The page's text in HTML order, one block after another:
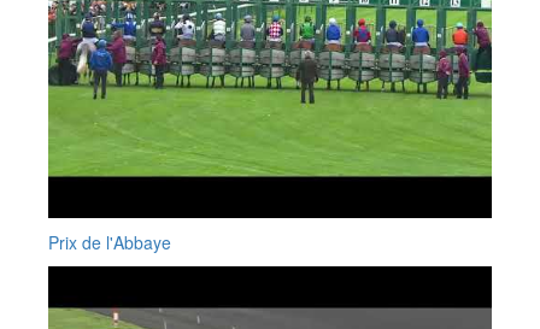
Prix de l'Abbaye